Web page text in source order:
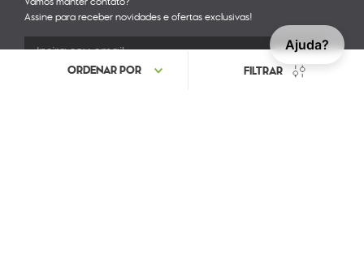
Ajuda?
Assine para receber novidades e ofertas exclusivas!